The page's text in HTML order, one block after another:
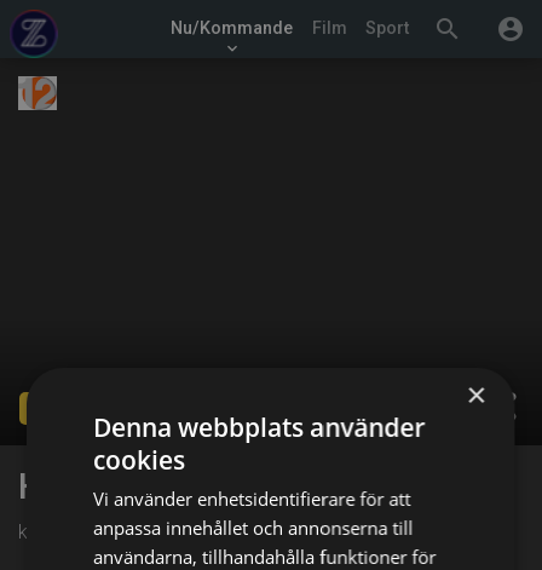
search account_circle
Nu/Kommande
keyboard_arrow_down
Film Sport
share
Hjälp! De tar min bil
kl. 01:00 på TV12
×
Denna webbplats använder
cookies
Vi använder enhetsidentifierare för att
anpassa innehållet och annonserna till
användarna, tillhandahålla funktioner för